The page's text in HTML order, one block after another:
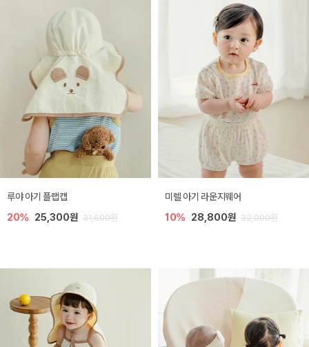
루야 아기 플랩캡
20% 25,300원 31,600원
미렐 아기 라운지웨어
10% 28,800원 32,000원